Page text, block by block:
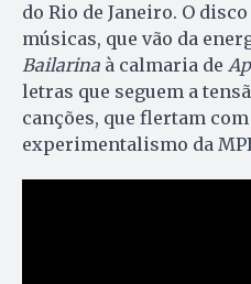
do Rio de Janeiro. O disco
músicas, que vão da
Bailarina à calmaria de
letras que seguem a
canções, que flertam
experimentalismo da